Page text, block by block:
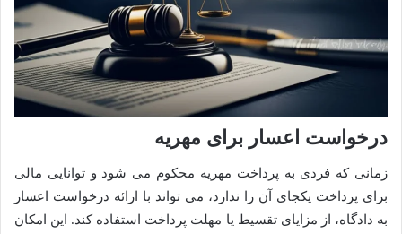
درخواست اعسار برای مهریه
زمانی که فردی به پرداخت مهریه محکوم می شود و توانایی مالی
برای پرداخت یکجای آن را ندارد، می تواند با ارائه درخواست اعسار
به دادگاه، از مزایای تقسیط یا مهلت پرداخت استفاده کند. این امکان